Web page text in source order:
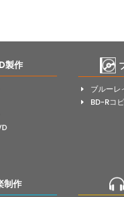
製作
E ブルーレ
E BD-Rコ
制作